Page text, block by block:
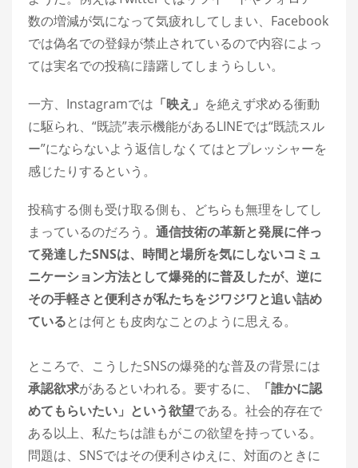
数の増減が気になって気疲れしてしまい、Facebook
では偽名での登録が禁止されているので内容によっ
ては実名での投稿に躊躇してしまうらしい。
一方、Instagramでは 「映え」 を絶えず求める衝動
に駆られ、“既読”表示機能があるLINEでは“既読スル
ー”にならないよう返信しなくてはとプレッシャーを
感じたりするという。
投稿する側も受け取る側も、どちらも無理をしてし
まっているのだろう。 通信技術の革新と発展に伴っ
て発達したSNSは、時間と場所を気にしないコミュ
ニケーション方法として爆発的に普及したが、逆に
その手軽さと便利さが私たちをジワジワと追い詰め
ているとは何とも皮肉なことのように思える。
ところで、こうしたSNSの爆発的な普及の背景には
承認欲求があるといわれる。要するに、
「誰かに認
めてもらいたい」という欲望である。社会的存在で
ある以上、私たちは誰もがこの欲望を持っている。
問題は、SNSではその便利さゆえに、対面のときに